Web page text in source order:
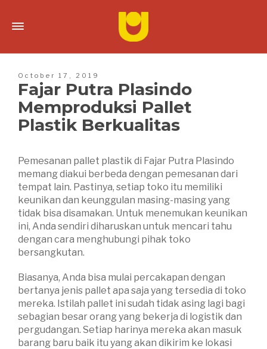
October 17, 2019
Fajar Putra Plasindo
Memproduksi Pallet
Plastik Berkualitas
Pemesanan pallet plastik di Fajar Putra Plasindo
memang diakui berbeda dengan pemesanan dari
tempat lain. Pastinya, setiap toko itu memiliki
keunikan dan keunggulan masing-masing yang
tidak bisa disamakan. Untuk menemukan keunikan
ini, Anda sendiri diharuskan untuk mencari tahu
dengan cara menghubungi pihak toko
bersangkutan.
Biasanya, Anda bisa mulai percakapan dengan
bertanya jenis pallet apa saja yang tersedia di toko
mereka. Istilah pallet ini sudah tidak asing lagi bagi
sebagian besar orang yang bekerja di logistik dan
pergudangan. Setiap harinya mereka akan masuk
barang baru baik itu yang akan dikirim ke lokasi